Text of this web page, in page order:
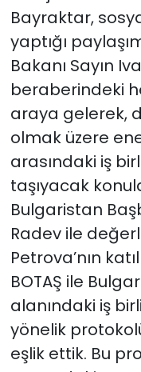
Bayraktar,
yaptığı
Bakanı Sayın
beraberindeki
araya gelerek,
olmak üzere
arasındaki iş
taşıyacak
Bulgaristan
Radev ile
Petrova’nın
BOTAŞ ile
alanındaki iş
yönelik
eşlik ettik. Bu